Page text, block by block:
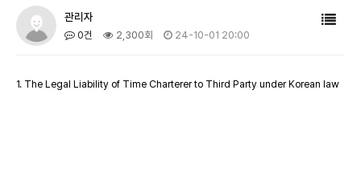
관리자
0건 2,300회 24-10-01 20:00
1. The Legal Liability of Time Charterer to Third Party under Korean law